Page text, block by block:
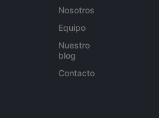
Nosotros
Equipo
Nuestro
blog
Contacto